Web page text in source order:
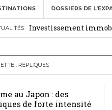
DOSSIERS DE
Choisir une école
Investissement
Crédit Immobilier pour
Le visa américain Gold
Héritage pour Français
: RÉPLIQUES
au Japon : des
de forte intensité